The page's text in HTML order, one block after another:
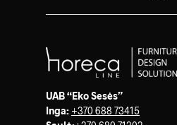
UAB “Eko Sesės”
Inga: +370 688 73415